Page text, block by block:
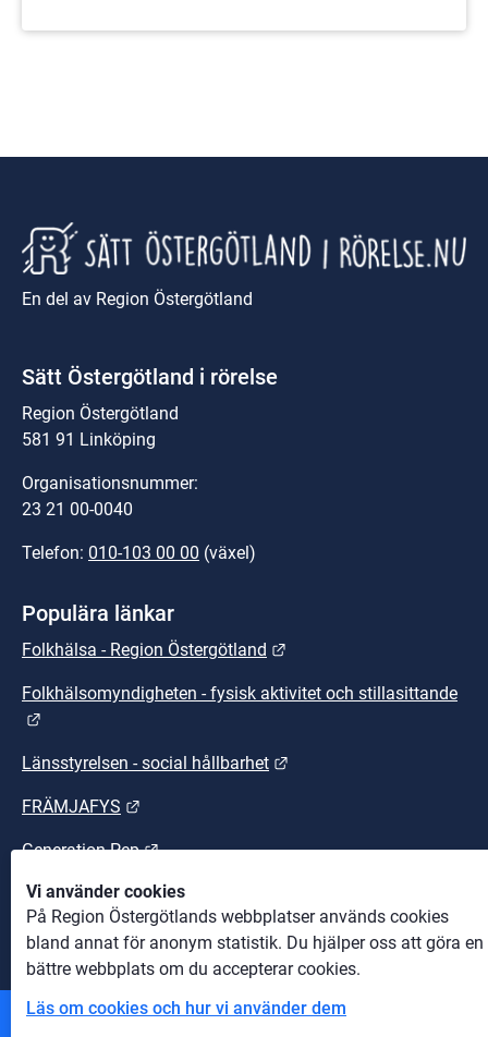
Vi använder cookies
På Region Östergötlands webbplatser används cookies
bland annat för anonym statistik. Du hjälper oss att göra en
bättre webbplats om du accepterar cookies.
Läs om cookies och hur vi använder dem
En del av Region Östergötland
Sätt Östergötland i rörelse
Region Östergötland
581 91 Linköping
Organisationsnummer:
23 21 00-0040
Telefon: 010-103 00 00 (växel)
Populära länkar
Folkhälsa - Region Östergötland
Folkhälsomyndigheten - fysisk aktivitet och stillasittande
Länsstyrelsen - social hållbarhet
FRÄMJAFYS
Generation Pep Länk till annan webbplats.
Sunt arbetsliv Länk till annan webbplats.